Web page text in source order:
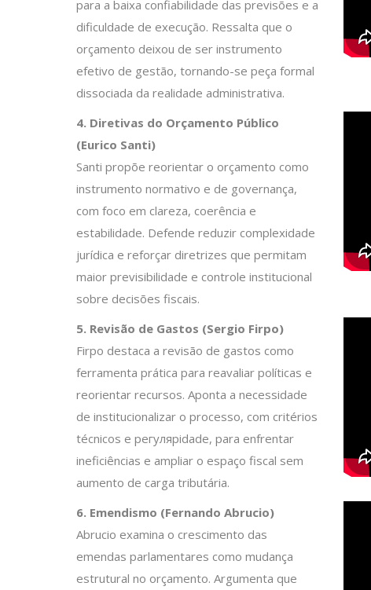
para a baixa confiabilidade das previsões e a
dificuldade de execução. Ressalta que o
orçamento deixou de ser instrumento
efetivo de gestão, tornando-se peça formal
dissociada da realidade administrativa.
4. Diretivas do Orçamento Público
(Eurico Santi)
Santi propõe reorientar o orçamento como
instrumento normativo e de governança,
com foco em clareza, coerência e
estabilidade. Defende reduzir complexidade
jurídica e reforçar diretrizes que permitam
maior previsibilidade e controle institucional
sobre decisões fiscais.
5. Revisão de Gastos (Sergio Firpo)
Firpo destaca a revisão de gastos como
ferramenta prática para reavaliar políticas e
reorientar recursos. Aponta a necessidade
de institucionalizar o processo, com critérios
técnicos e регулярidade, para enfrentar
ineficiências e ampliar o espaço fiscal sem
aumento de carga tributária.
6. Emendismo (Fernando Abrucio)
Abrucio examina o crescimento das
emendas parlamentares como mudança
estrutural no orçamento. Argumenta que